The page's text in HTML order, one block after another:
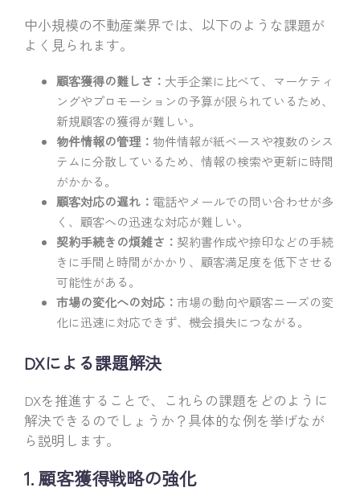
中小規模の不動産業界では、以下のような課題が
よく見られます。
顧客獲得の難しさ： 大手企業に比べて、マーケティ
ングやプロモーションの予算が限られているため、
新規顧客の獲得が難しい。
物件情報の管理： 物件情報が紙ベースや複数のシス
テムに分散しているため、情報の検索や更新に時間
がかかる。
顧客対応の遅れ： 電話やメールでの問い合わせが多
く、顧客への迅速な対応が難しい。
契約手続きの煩雑さ： 契約書作成や捺印などの手続
きに手間と時間がかかり、顧客満足度を低下させる
可能性がある。
市場の変化への対応： 市場の動向や顧客ニーズの変
化に迅速に対応できず、機会損失につながる。
DXによる課題解決
DXを推進することで、これらの課題をどのように
解決できるのでしょうか？具体的な例を挙げなが
ら説明します。
1. 顧客獲得戦略の強化